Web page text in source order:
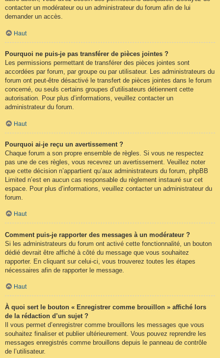
contacter un modérateur ou un administrateur du forum afin de lui
demander un accès.
Haut
Pourquoi ne puis-je pas transférer de pièces jointes ?
Les permissions permettant de transférer des pièces jointes sont
accordées par forum, par groupe ou par utilisateur. Les administrateurs du
forum ont peut-être désactivé le transfert de pièces jointes dans le forum
concerné, ou seuls certains groupes d’utilisateurs détiennent cette
autorisation. Pour plus d’informations, veuillez contacter un
administrateur du forum.
Haut
Pourquoi ai-je reçu un avertissement ?
Chaque forum a son propre ensemble de règles. Si vous ne respectez
pas une de ces règles, vous recevrez un avertissement. Veuillez noter
que cette décision n’appartient qu’aux administrateurs du forum, phpBB
Limited n’est en aucun cas responsable du règlement instauré sur cet
espace. Pour plus d’informations, veuillez contacter un administrateur du
forum.
Haut
Comment puis-je rapporter des messages à un modérateur ?
Si les administrateurs du forum ont activé cette fonctionnalité, un bouton
dédié devrait être affiché à côté du message que vous souhaitez
rapporter. En cliquant sur celui-ci, vous trouverez toutes les étapes
nécessaires afin de rapporter le message.
Haut
À quoi sert le bouton « Enregistrer comme brouillon » affiché lors
de la rédaction d’un sujet ?
Il vous permet d’enregistrer comme brouillons les messages que vous
souhaitez finaliser et publier ultérieurement. Vous pouvez reprendre les
messages enregistrés comme brouillons depuis le panneau de contrôle
de l’utilisateur.